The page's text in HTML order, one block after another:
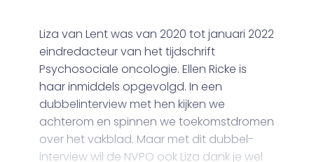
Liza van Lent was van 2020 tot januari 2022
eindredacteur van het tijdschrift
Psychosociale oncologie. Ellen Ricke is
haar inmiddels opgevolgd. In een
dubbelinterview met hen kijken we
achterom en spinnen we toekomstdromen
over het vakblad. Maar met dit dubbel-
interview wil de NVPO ook Liza dank je wel